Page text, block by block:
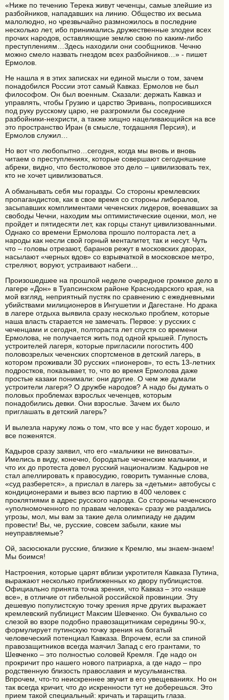
«Ниже по течению Терека живут чеченцы, самые злейшие из
разбойников, нападавших на линию. Общество их весьма
малолюдно, но чрезвычайно размножилось в последние
несколько лет, ибо принимались дружественные злодеи всех
прочих народов, оставляющие землю свою по каким-либо
преступлениям…Здесь находили они сообщников. Чечню
можно смело назвать гнездом всех разбойников…» - пишет
Ермолов.
Не нашла я в этих записках ни единой мысли о том, зачем
понадобился России этот самый Кавказ. Ермолов не был
философом. Он был военным. Сказали: держать Кавказ и
управлять, чтобы Грузию и царство Эривань, попросившихся
под руку русскому царю, не разгромили бы соседние
разбойники-нехристи, а также хищно нацеливающийся на все
это пространство Иран (в смысле, тогдашняя Персия), и
Ермолов служил…
Но вот что любопытно…сегодня, когда мы вновь и вновь
читаем о преступлениях, которые совершают сегодняшние
абреки, видно, что бестолковое это дело – цивилизовать тех,
кто не хочет цивилизоваться.
А обманывать себя мы горазды. Со стороны кремлевских
пропагандистов, как в свое время со стороны либералов,
засыпавших комплиментами чеченских лидеров, воевавших за
свободы Чечни, находим мы оптимистические оценки, мол, не
пройдет и пятидесяти лет, как горцы станут цивилизованными.
Однако со времени Ермолова прошло полтораста лет, а
народы как несли свой горный менталитет, так и несут. Чуть
что – головы отрезают, баранов режут в московских дворах,
насылают «черных вдов» со взрывчаткой в московское метро,
стреляют, воруют, устраивают набеги…
Произошедшее на прошлой неделе очередное громкое дело в
лагере «Дон» в Туапсинском районе Краснодарского края, на
мой взгляд, неприятный пустяк по сравнению с ежедневными
убийствами милиционеров в Ингушетии и Дагестане. Но драка
в лагере отдыха выявила сразу несколько проблем, которые
наша власть старается не замечать. Первое: у русских с
чеченцами и сегодня, полтораста лет спустя со времени
Ермолова, не получается жить под одной крышей. Глупость
устроителей лагеря, которые пригласили погостить 400
половозрелых чеченских спортсменов в детский лагерь, в
котором проживали 30 русских «пионеров», то есть 13-летних
подростков, показывает, то, что во время Ермолова даже
простые казаки понимали: они другие. О чем же думали
устроители лагеря? О дружбе народов? А надо бы думать о
половых проблемах взрослых чеченцев, которым
понадобились девки. Они взрослые. Зачем их было
приглашать в детский лагерь?
И вылезла наружу ложь о том, что все у нас будет хорошо, и
все поженятся.
Кадыров сразу заявил, что его «мальчики не виноваты».
Имелись в виду, конечно, бородатые чеченские мальчики, и
что их до протеста довел русский национализм. Кадыров не
стал апеллировать к правосудию, говорить туманные слова,
«суд разберется», а прислал в лагерь за «детьми» автобусы с
кондиционерами и вывез всю партию в 400 человек с
проклятиями в адрес русского народа. Со стороны чеченского
«уполномоченного по правам человека» сразу же раздались
угрозы, мол, мы вам за такие дела олимпиаду не дадим
провести! Вы, че, русские, совсем забыли, какие мы
неуправляемые?
Ой, засюсюкали русские, близкие к Кремлю, мы знаем-знаем!
Мы боимся!
Настроения, которые царят вблизи укротителя Кавказа Путина,
выражают несколько приближенных ко двору публицистов.
Официально принята точка зрения, что Кавказ – это «наше
все», в отличие от гибельной российской провинции. Эту
дешевую популистскую точку зрения ярче других выражает
кремлевский публицист Максим Шевченко. Он буквально со
слезой во взоре подобно правозащитникам середины 90-х,
формулирует путинскую точку зрения на богатый
человеческий потенциал Кавказа. Впрочем, если за спиной
правозащитников всегда маячил Запад с его грантами, то
Шевченко – это полностью соловей Кремля. Где надо он
прокричит про нашего нового патриарха, а где надо – про
родственную близость православия и мусульманства.
Впрочем, что-то неискреннее звучит в его увещеваниях. Но он
так всегда кричит, что до искренности тут не доберешься. Это
прием такой специальный: кричать и таращить глаза.